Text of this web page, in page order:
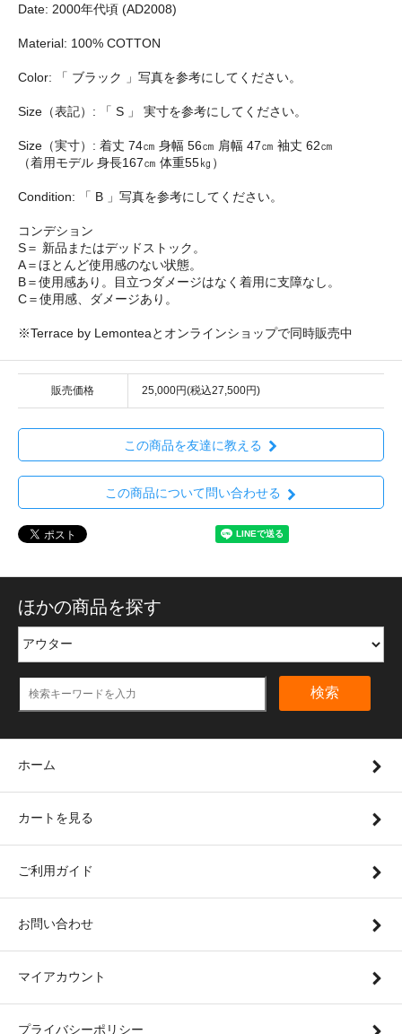
Date: 2000年代頃 (AD2008)
Material: 100% COTTON
Color: 「 ブラック 」写真を参考にしてください。
Size（表記）: 「 S 」 実寸を参考にしてください。
Size（実寸）: 着丈 74㎝ 身幅 56㎝ 肩幅 47㎝ 袖丈 62㎝
（着用モデル 身長167㎝ 体重55㎏）
Condition: 「 B 」写真を参考にしてください。
コンデション
S＝ 新品またはデッドストック。
A＝ほとんど使用感のない状態。
B＝使用感あり。目立つダメージはなく着用に支障なし。
C＝使用感、ダメージあり。
※Terrace by Lemonteaとオンラインショップで同時販売中
販売価格 25,000円(税込27,500円)
この商品を友達に教える
この商品について問い合わせる
ほかの商品を探す
検索
ホーム
カートを見る
ご利用ガイド
お問い合わせ
マイアカウント
プライバシーポリシー